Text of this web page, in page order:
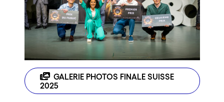
GALERIE PHOTOS FINALE SUISSE
2025